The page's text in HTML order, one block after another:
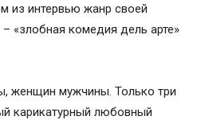
из интервью жанр своей
«злобная комедия дель арте»
женщин мужчины. Только три
карикатурный любовный